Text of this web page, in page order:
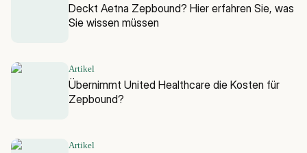
Deckt Aetna Zepbound? Hier erfahren Sie, was
Sie wissen müssen
Artikel
Übernimmt United Healthcare die Kosten für
Zepbound?
Artikel